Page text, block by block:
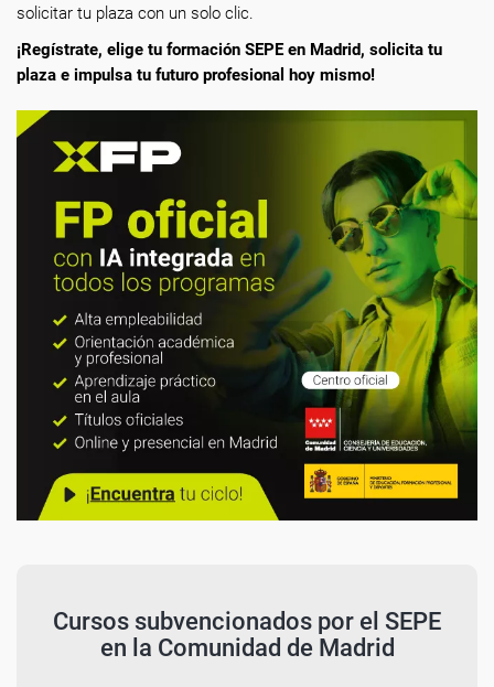
solicitar tu plaza con un solo clic.
¡Regístrate, elige tu formación SEPE en Madrid, solicita tu
plaza e impulsa tu futuro profesional hoy mismo!
Cursos subvencionados por el SEPE
en la Comunidad de Madrid